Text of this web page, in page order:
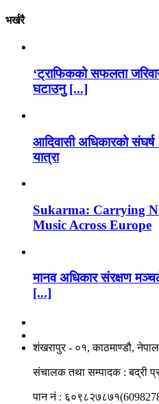
भर्खरै
‘ट्राफिकको सफलता
घटाउनु [...]
आदिवासी अधिकारको
यात्रा
Sukarma: Carrying
Music Across Europe
मानव अधिकार संरक्षण
[...]
शंखरापुर - ०१, काठमाण्डौ, नेपाल
संचालक तथा सम्पादक : बद्री
पान नं :